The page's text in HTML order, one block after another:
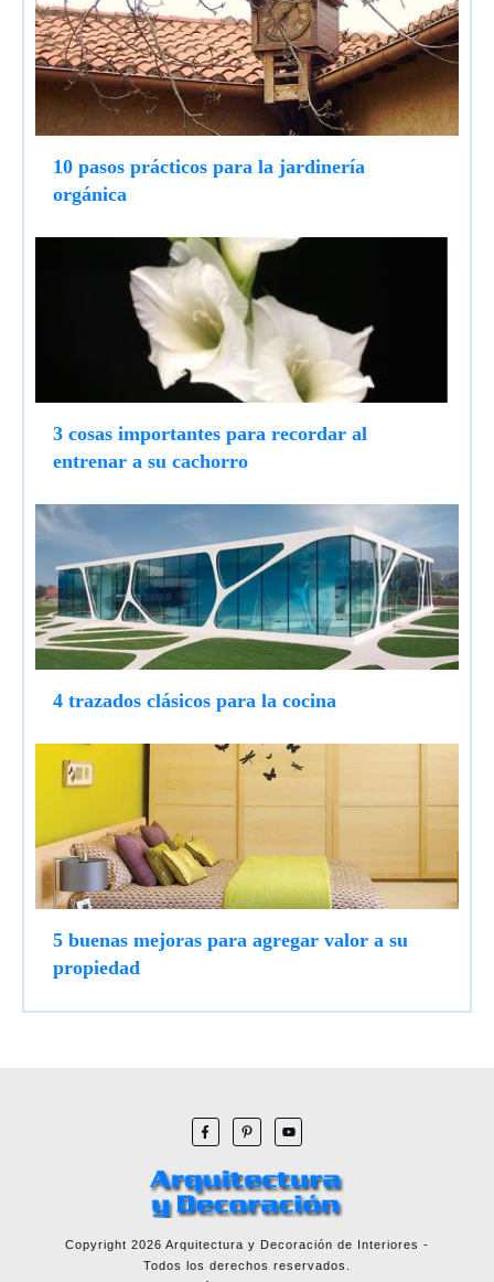
10 pasos prácticos para la jardinería
orgánica
3 cosas importantes para recordar al
entrenar a su cachorro
4 trazados clásicos para la cocina
5 buenas mejoras para agregar valor a su
propiedad
Copyright 2026 Arquitectura y Decoración de Interiores -
Todos los derechos reservados.